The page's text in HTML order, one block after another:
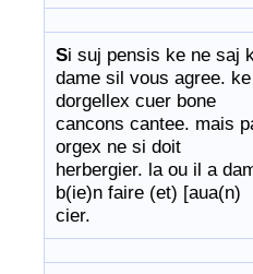
Si suj pensis ke ne saj
dame sil vous agree.
dorgellex cuer bone
cancons cantee. mais
orgex ne si doit
herbergier. la ou il a
b(ie)n faire (et) [aua(n)
cier.